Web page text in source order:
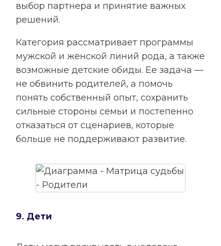
выбор партнера и принятие важных
решений.
Категория рассматривает программы
мужской и женской линий рода, а также
возможные детские обиды. Ее задача —
не обвинить родителей, а помочь
понять собственный опыт, сохранить
сильные стороны семьи и постепенно
отказаться от сценариев, которые
больше не поддерживают развитие.
9. Дети